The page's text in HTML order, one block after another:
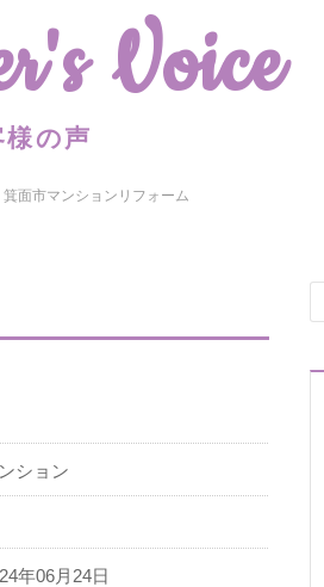
Voice
様の声
箕面市マンションリフォーム
ション
年06月24日